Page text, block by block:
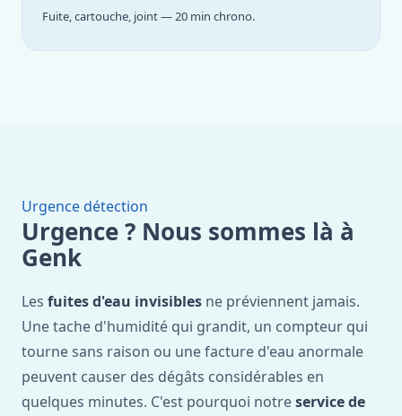
Fuite, cartouche, joint — 20 min chrono.
Urgence détection
Urgence ? Nous sommes là à
Genk
Les fuites d'eau invisibles ne préviennent jamais.
Une tache d'humidité qui grandit, un compteur qui
tourne sans raison ou une facture d'eau anormale
peuvent causer des dégâts considérables en
quelques minutes. C'est pourquoi notreservice de